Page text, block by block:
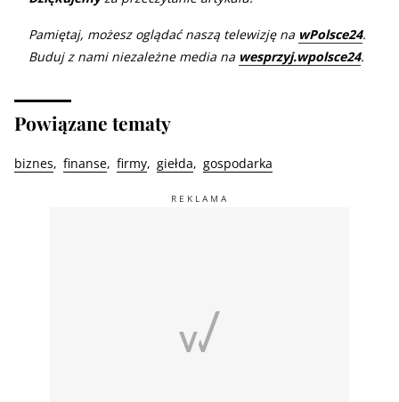
Pamiętaj, możesz oglądać naszą telewizję na wPolsce24.
Buduj z nami niezależne media na wesprzyj.wpolsce24.
Powiązane tematy
biznes finanse firmy giełda gospodarka